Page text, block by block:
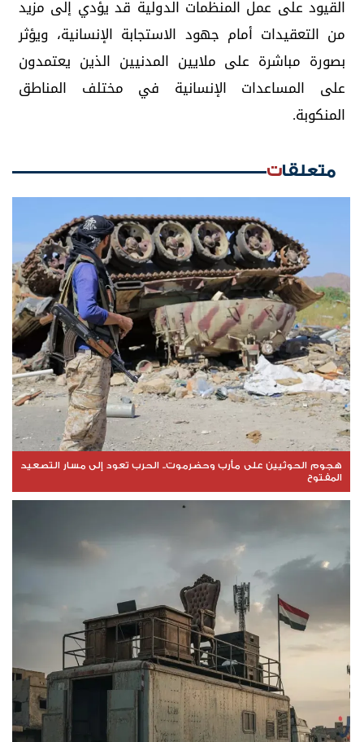
القيود على عمل المنظمات الدولية قد يؤدي إلى مزيد
من التعقيدات أمام جهود الاستجابة الإنسانية، ويؤثر
بصورة مباشرة على ملايين المدنيين الذين يعتمدون
على المساعدات الإنسانية في مختلف المناطق
المنكوبة.
متعلقات
هجوم الحوثيين على مأرب وحضرموت.. الحرب تعود إلى مسار التصعيد
المفتوح